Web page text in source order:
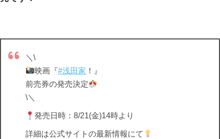
＼\
映画『#浅田家 ！』
前売券の発売決定
\＼
発売日時：8/21(金)14時より
詳細は公式サイトの最新情報にて